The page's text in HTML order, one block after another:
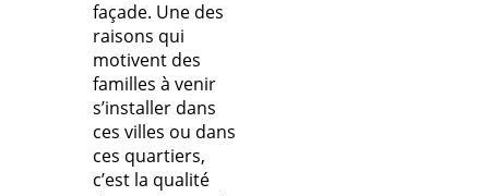
façade. Une des
raisons qui
motivent des
familles à venir
s’installer dans
ces villes ou dans
ces quartiers,
c’est la qualité